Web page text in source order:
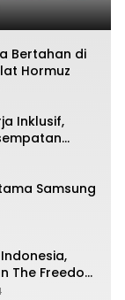
Bertahan di
Hormuz
Inklusif,
Samsung
The Freedom